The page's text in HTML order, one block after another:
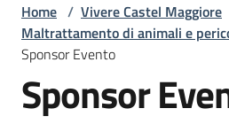
D'ARGENTO
AL MERITO
CIVILE
Home / Vivere Castel Maggiore
Maltrattamento di animali e
Sponsor Evento
Sponsor